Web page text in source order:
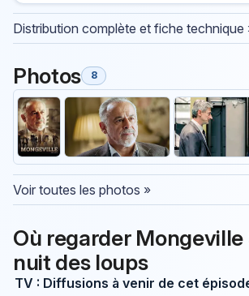
Distribution complète et fiche technique
Photos 8
Voir toutes les photos »
Où regarder Mongeville
nuit des loups
TV : Diffusions à venir de cet